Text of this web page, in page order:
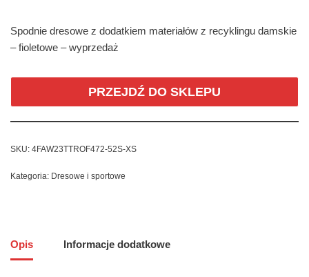
Spodnie dresowe z dodatkiem materiałów z recyklingu damskie
– fioletowe – wyprzedaż
PRZEJDŹ DO SKLEPU
SKU: 4FAW23TTROF472-52S-XS
Kategoria: Dresowe i sportowe
Opis Informacje dodatkowe